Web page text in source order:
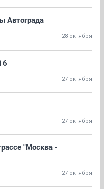
Автограда
28 октября
27 октября
27 октября
"Москва -
27 октября